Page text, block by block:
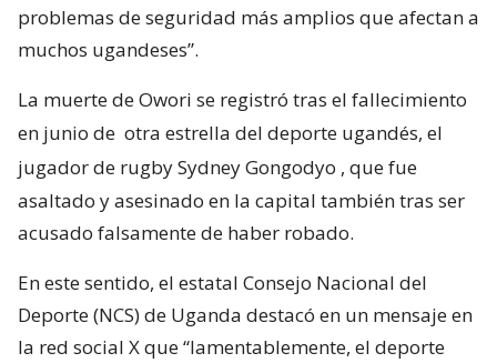
problemas de seguridad más amplios que afectan a
muchos ugandeses”.
La muerte de Owori se registró tras el fallecimiento
en junio de otra estrella del deporte ugandés, el
jugador de rugby Sydney Gongodyo , que fue
asaltado y asesinado en la capital también tras ser
acusado falsamente de haber robado.
En este sentido, el estatal Consejo Nacional del
Deporte (NCS) de Uganda destacó en un mensaje en
la red social X que “lamentablemente, el deporte